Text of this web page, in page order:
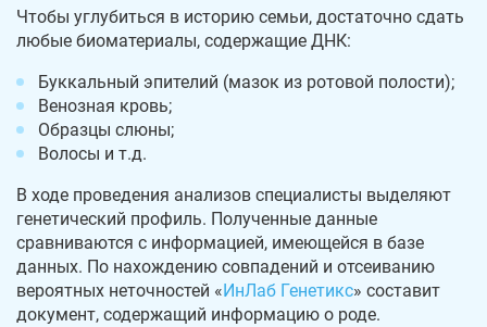
Чтобы углубиться в историю семьи, достаточно сдать
любые биоматериалы, содержащие ДНК:
Буккальный эпителий (мазок из ротовой полости);
Венозная кровь;
Образцы слюны;
Волосы и т.д.
В ходе проведения анализов специалисты выделяют
генетический профиль. Полученные данные
сравниваются с информацией, имеющейся в базе
данных. По нахождению совпадений и отсеиванию
вероятных неточностей « ИнЛаб Генетикс» составит
документ, содержащий информацию о роде.